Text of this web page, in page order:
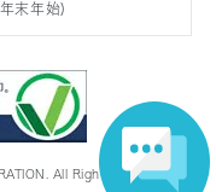
末年始)
All Rights Reserved.